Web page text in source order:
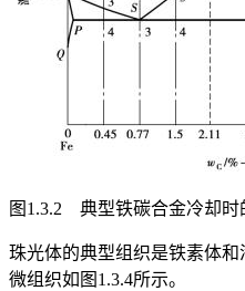
图1.3.2 典型铁碳合金冷却时
珠光体的典型组织是铁素体
微组织如图1.3.4所示。